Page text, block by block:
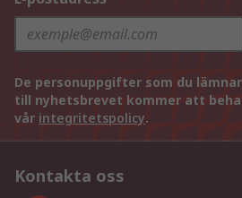
De personuppgifter som du
till nyhetsbrevet kommer att
vår integritetspolicy.
Kontakta oss